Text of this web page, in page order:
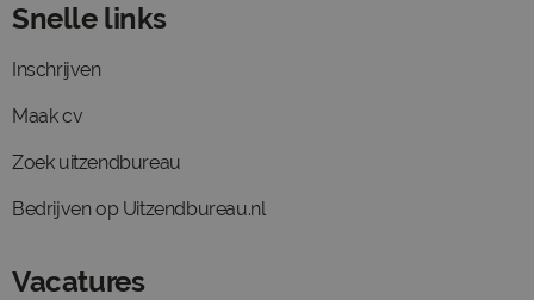
Snelle links
Inschrijven
Maak cv
Zoek uitzendbureau
Bedrijven op Uitzendbureau.nl
Vacatures